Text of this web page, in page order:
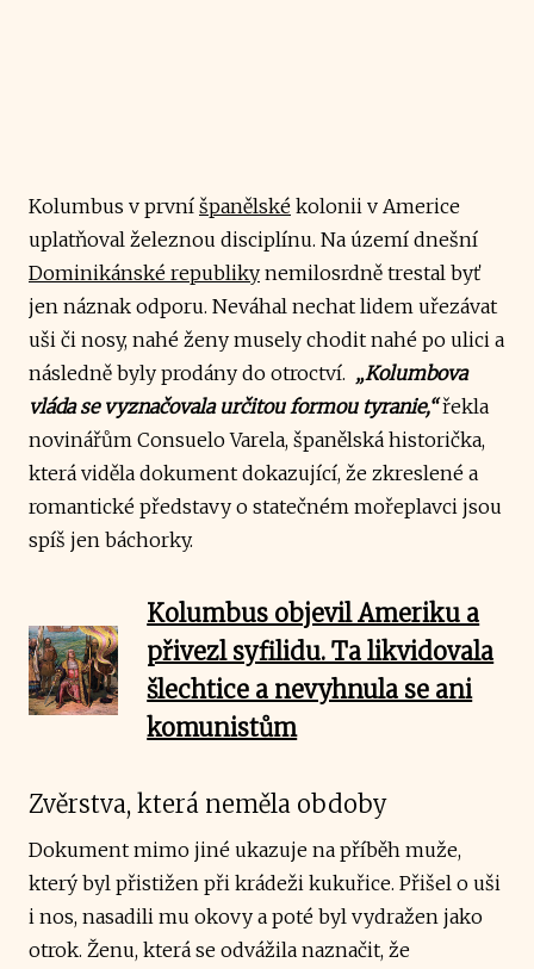
Kolumbus v první španělské kolonii v Americe
uplatňoval železnou disciplínu. Na území dnešní
Dominikánské republiky nemilosrdně trestal byť
jen náznak odporu. Neváhal nechat lidem uřezávat
uši či nosy, nahé ženy musely chodit nahé po ulici a
následně byly prodány do otroctví. „Kolumbova
vláda se vyznačovala určitou formou tyranie,“řekla
novinářům Consuelo Varela, španělská historička,
která viděla dokument dokazující, že zkreslené a
romantické představy o statečném mořeplavci jsou
spíš jen báchorky.
Kolumbus objevil Ameriku a
přivezl syfilidu. Ta likvidovala
šlechtice a nevyhnula se ani
komunistům
Zvěrstva, která neměla obdoby
Dokument mimo jiné ukazuje na příběh muže,
který byl přistižen při krádeži kukuřice. Přišel o uši
i nos, nasadili mu okovy a poté byl vydražen jako
otrok. Ženu, která se odvážila naznačit, že